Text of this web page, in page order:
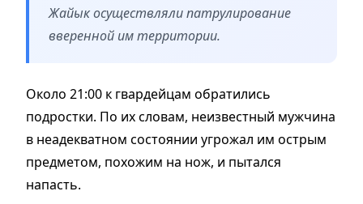
Жайык осуществляли патрулирование
вверенной им территории.
Около 21:00 к гвардейцам обратились
подростки. По их словам, неизвестный мужчина
в неадекватном состоянии угрожал им острым
предметом, похожим на нож, и пытался
напасть.